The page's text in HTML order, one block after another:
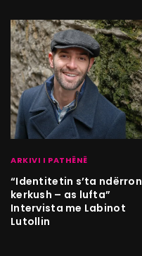
ARKIVI I PATHËNË
“Identitetin s’ta ndërron
kerkush – as lufta”
Intervista me Labinot
Lutollin